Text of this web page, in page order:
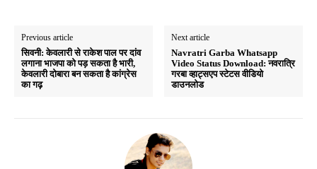
Previous article
सिवनी: केवलारी से राकेश पाल पर दांव
लगाना भाजपा को पड़ सकता है भारी,
केवलारी दोबारा बन सकता है कांग्रेस
का गढ़
Next article
Navratri Garba Whatsapp
Video Status Download: नवरात्रि
गरबा व्हाट्सएप स्टेटस वीडियो
डाउनलोड